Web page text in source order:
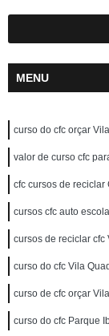
MENU
curso do cfc orçar
valor de curso cfc
cfc cursos de reciclar
cursos cfc auto
cursos de reciclar cfc
curso do cfc Vila
curso de cfc orçar
curso do cfc Parque